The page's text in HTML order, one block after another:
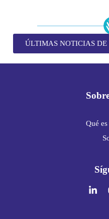
ÚLTIMAS NOTICIAS DE
Qué